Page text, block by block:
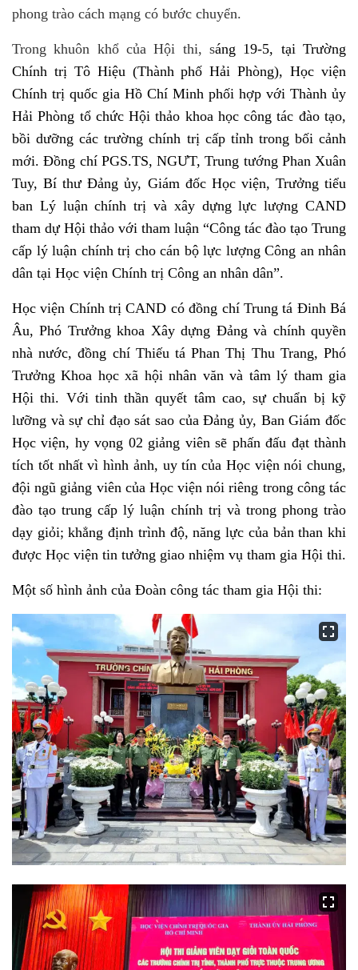
phong trào cách mạng có bước chuyển.
Trong khuôn khổ của Hội thi, sáng 19-5, tại Trường
Chính trị Tô Hiệu (Thành phố Hải Phòng), Học viện
Chính trị quốc gia Hồ Chí Minh phối hợp với Thành ủy
Hải Phòng tổ chức Hội thảo khoa học công tác đào tạo,
bồi dưỡng các trường chính trị cấp tỉnh trong bối cảnh
mới. Đồng chí PGS.TS, NGƯT, Trung tướng Phan Xuân
Tuy, Bí thư Đảng ủy, Giám đốc Học viện, Trưởng tiểu
ban Lý luận chính trị và xây dựng lực lượng CAND
tham dự Hội thảo với tham luận “Công tác đào tạo Trung
cấp lý luận chính trị cho cán bộ lực lượng Công an nhân
dân tại Học viện Chính trị Công an nhân dân”.
Học viện Chính trị CAND có đồng chí Trung tá Đinh Bá
Âu, Phó Trưởng khoa Xây dựng Đảng và chính quyền
nhà nước, đồng chí Thiếu tá Phan Thị Thu Trang, Phó
Trưởng Khoa học xã hội nhân văn và tâm lý tham gia
Hội thi. Với tinh thần quyết tâm cao, sự chuẩn bị kỹ
lưỡng và sự chỉ đạo sát sao của Đảng ủy, Ban Giám đốc
Học viện, hy vọng 02 giảng viên sẽ phấn đấu đạt thành
tích tốt nhất vì hình ảnh, uy tín của Học viện nói chung,
đội ngũ giảng viên của Học viện nói riêng trong công tác
đào tạo trung cấp lý luận chính trị và trong phong trào
dạy giỏi; khẳng định trình độ, năng lực của bản than khi
được Học viện tin tưởng giao nhiệm vụ tham gia Hội thi.
Một số hình ảnh của Đoàn công tác tham gia Hội thi: